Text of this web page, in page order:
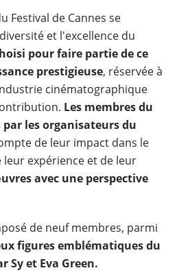
Festival de Cannes se
et l'excellence du
pour faire partie de ce
prestigieuse, réservée à
cinématographique
Les membres du
les organisateurs du
de leur impact dans le
expérience et de leur
avec une perspective
de neuf membres, parmi
figures emblématiques du
Sy et Eva Green.